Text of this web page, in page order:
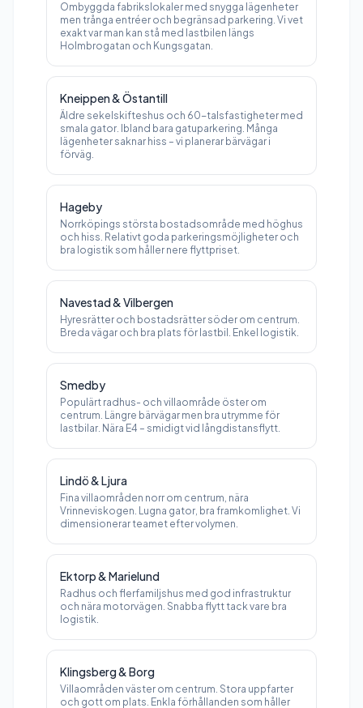
Ombyggda fabrikslokaler med snygga lägenheter
men trånga entréer och begränsad parkering. Vi vet
exakt var man kan stå med lastbilen längs
Holmbrogatan och Kungsgatan.
Kneippen & Östantill
Äldre sekelskifteshus och 60-talsfastigheter med
smala gator. Ibland bara gatuparkering. Många
lägenheter saknar hiss – vi planerar bärvägar i
förväg.
Hageby
Norrköpings största bostadsområde med höghus
och hiss. Relativt goda parkeringsmöjligheter och
bra logistik som håller nere flyttpriset.
Navestad & Vilbergen
Hyresrätter och bostadsrätter söder om centrum.
Breda vägar och bra plats för lastbil. Enkel logistik.
Smedby
Populärt radhus- och villaområde öster om
centrum. Längre bärvägar men bra utrymme för
lastbilar. Nära E4 – smidigt vid långdistansflytt.
Lindö & Ljura
Fina villaområden norr om centrum, nära
Vrinneviskogen. Lugna gator, bra framkomlighet. Vi
dimensionerar teamet efter volymen.
Ektorp & Marielund
Radhus och flerfamiljshus med god infrastruktur
och nära motorvägen. Snabba flytt tack vare bra
logistik.
Klingsberg & Borg
Villaområden väster om centrum. Stora uppfarter
och gott om plats. Enkla förhållanden som håller